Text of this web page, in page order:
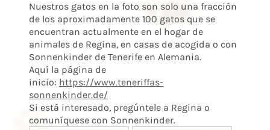
Nuestros gatos en la foto son solo una fracción
de los aproximadamente 100 gatos que se
encuentran actualmente en el hogar de
animales de Regina, en casas de acogida o con
Sonnenkinder de Tenerife en Alemania.
Aquí la página de
inicio: https://www.teneriffas-
sonnenkinder.de/
Si está interesado, pregúntele a Regina o
comuníquese con Sonnenkinder.